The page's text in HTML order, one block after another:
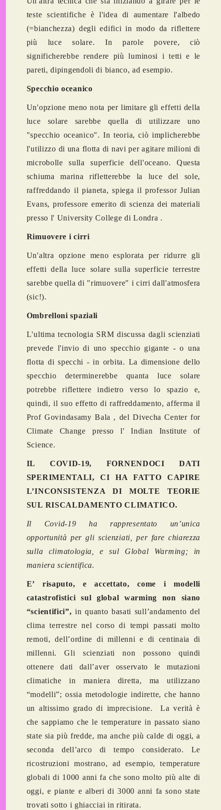
teste scientifiche è l'idea di aumentare l'albedo
(=bianchezza) degli edifici in modo da riflettere
più luce solare. In parole povere, ciò
significherebbe rendere più luminosi i tetti e le
pareti, dipingendoli di bianco, ad esempio.
Specchio oceanico
Un'opzione meno nota per limitare gli effetti della
luce solare sarebbe quella di utilizzare uno
"specchio oceanico". In teoria, ciò implicherebbe
l'utilizzo di una flotta di navi per agitare milioni di
microbolle sulla superficie dell'oceano. Questa
schiuma marina rifletterebbe la luce del sole,
raffreddando il pianeta, spiega il professor Julian
Evans, professore emerito di scienza dei materiali
presso l' University College di Londra .
Rimuovere i cirri
Un'altra opzione meno esplorata per ridurre gli
effetti della luce solare sulla superficie terrestre
sarebbe quella di "rimuovere" i cirri dall'atmosfera
(sic!).
Ombrelloni spaziali
L'ultima tecnologia SRM discussa dagli scienziati
prevede l'invio di uno specchio gigante - o una
flotta di specchi - in orbita. La dimensione dello
specchio determinerebbe quanta luce solare
potrebbe riflettere indietro verso lo spazio e,
quindi, il suo effetto di raffreddamento, afferma il
Prof Govindasamy Bala , del Divecha Center for
Climate Change presso l' Indian Institute of
Science.
IL COVID-19, FORNENDOCI DATI
SPERIMENTALI, CI HA FATTO CAPIRE
L’INCONSISTENZA DI MOLTE TEORIE
SUL RISCALDAMENTO CLIMATICO.
Il Covid-19 ha rappresentato un’unica
opportunità per gli scienziati, per fare chiarezza
sulla climatologia, e sul Global Warming; in
maniera scientifica.
E’ risaputo, e accettato, come i modelli
catastrofistici sul global warming non siano
“scientifici”, in quanto basati sull’andamento del
clima terrestre nel corso di tempi passati molto
remoti, dell’ordine di millenni e di centinaia di
millenni. Gli scienziati non possono quindi
ottenere dati dall’aver osservato le mutazioni
climatiche in maniera diretta, ma utilizzano
“modelli”; ossia metodologie indirette, che hanno
un altissimo grado di imprecisione. La verità è
che sappiamo che le temperature in passato siano
state sia più fredde, ma anche più calde di oggi, a
seconda dell’arco di tempo considerato. Le
ricostruzioni mostrano, ad esempio, temperature
globali di 1000 anni fa che sono molto più alte di
oggi, e piante e alberi di 3000 anni fa sono state
trovati sotto i ghiacciai in ritirata.